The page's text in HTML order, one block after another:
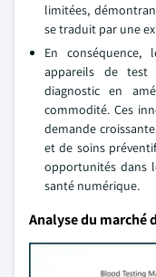
limitées,
se traduit par une
En conséquence,
appareils de test
diagnostic en
commodité. Ces
demande
et de soins
opportunités dans
santé numérique.
Analyse du marché